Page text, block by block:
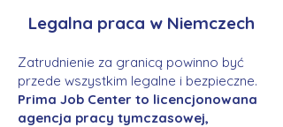
Legalna praca w Niemczech
Zatrudnienie za granicą powinno być
przede wszystkim legalne i bezpieczne.
Prima Job Center to licencjonowana
agencja pracy tymczasowej,